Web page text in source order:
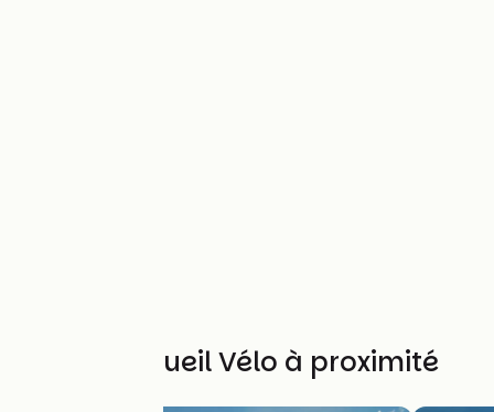
Autres Accueil Vélo à proximité